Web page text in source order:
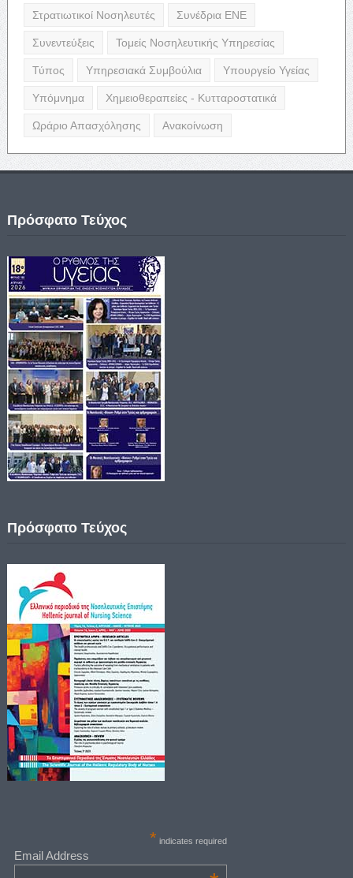
Στρατιωτικοί Νοσηλευτές Συνέδρια ΕΝΕ
Συνεντεύξεις Τομείς Νοσηλευτικής Υπηρεσίας
Τύπος Υπηρεσιακά Συμβούλια Υπουργείο Υγείας
Υπόμνημα Χημειοθεραπείες - Κυτταροστατικά
Ωράριο Απασχόλησης Ανακοίνωση
Πρόσφατο Τεύχος
Πρόσφατο Τεύχος
* indicates required
Email Address